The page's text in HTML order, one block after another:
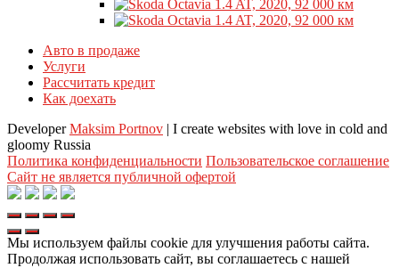
Авто в продаже
Услуги
Рассчитать кредит
Как доехать
DeveloperMaksim Portnov | I create websites with love in cold and
gloomy Russia
Политика конфиденциальности Пользовательское соглашение
Сайт не является публичной офертой
Мы используем файлы cookie для улучшения работы сайта.
Продолжая использовать сайт, вы соглашаетесь с нашей